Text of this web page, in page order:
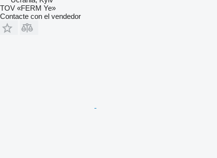
TOV «FERM Ye»
Contacte con el vendedor